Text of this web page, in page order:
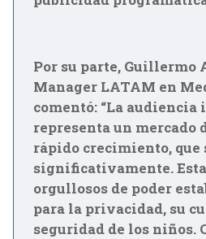
Por su parte, Guillermo
Manager LATAM en
comentó: “La
representa un mercado
rápido crecimiento, que
significativamente.
orgullosos de poder
para la privacidad, su
seguridad de los niños.